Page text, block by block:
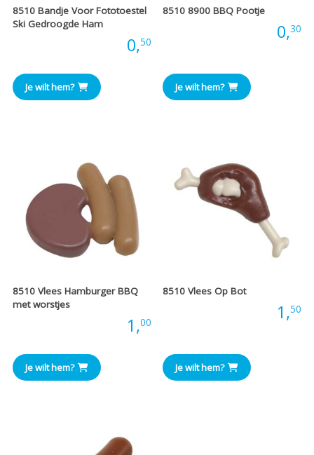
8510 Bandje Voor Fototoestel
Ski Gedroogde Ham
0,50
Je wilt hem?
8510 8900 BBQ Pootje
0,30
Je wilt hem?
8510 Vlees Hamburger BBQ
met worstjes
1,00
Je wilt hem?
8510 Vlees Op Bot
1,50
Je wilt hem?